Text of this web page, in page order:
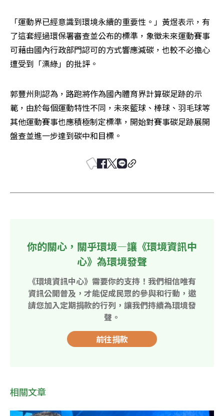
「運動界已經意識到環境永續的重要性。」黃煜表示，有
了這套經過環保署審查並公布的標準，象徵未來運動賽事
可藉由國內行政部門認可的方式響應減碳，也較不必擔心
遭受到「漂綠」的批評。
郭豐州則認為，路跑將作為國內體育界計算碳足跡的示
範，由於每個運動特性不同，未來籃球、棒球、羽毛球等
其他運動賽事也應積極制定標準，開始對賽事碳足跡展開
盤查並進一步達到碳中和目標。
你的關心，關乎環境—讓《環境資訊中
心》為環境發聲
《環境資訊中心》需要你的支持！我們相信唯有
資訊公開普及，才能促成民眾的參與和行動，邀
請您加入定期捐款的行列，讓我們持續為環境發
聲。
前往捐款
相關文章